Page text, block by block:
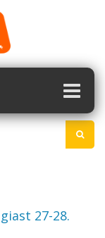
27-28.